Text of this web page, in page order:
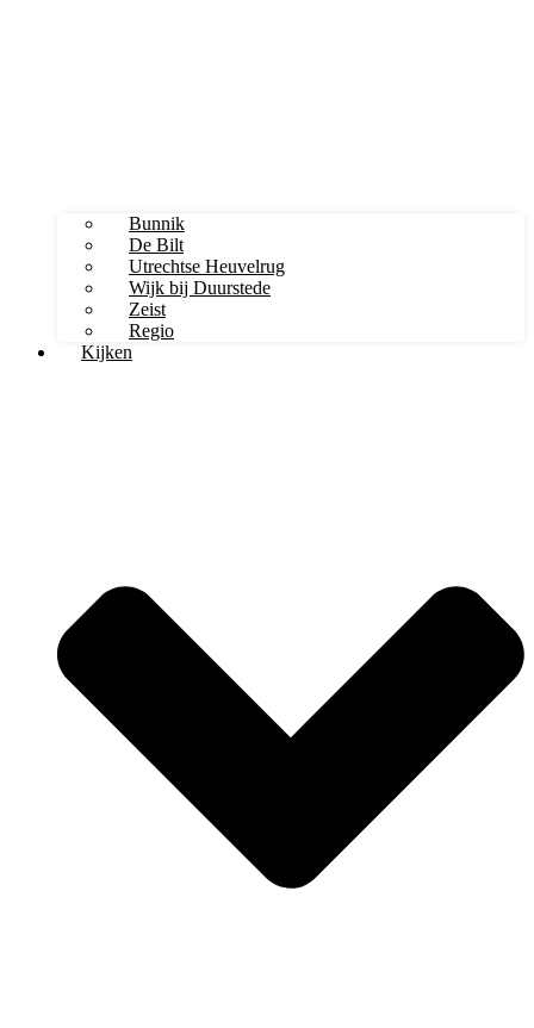
Bunnik
De Bilt
Utrechtse Heuvelrug
Wijk bij Duurstede
Zeist
Regio
Kijken